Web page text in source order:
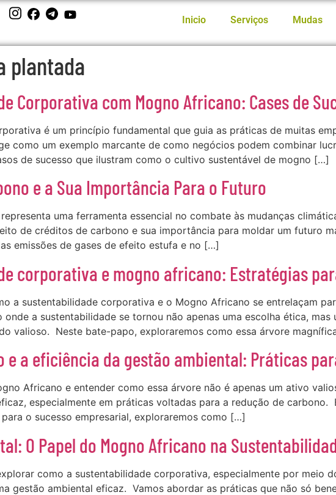
Inicio Serviços Mudas
plantada
Corporativa com Mogno Africano: Cases de
é um princípio fundamental que guia as práticas de muitas
como um exemplo marcante de como negócios podem combinar
de sucesso que ilustram como o cultivo sustentável de mogno […]
e a Sua Importância Para o Futuro
uma ferramenta essencial no combate às mudanças
de créditos de carbono e sua importância para moldar um futuro
emissões de gases de efeito estufa e no […]
corporativa e mogno africano: Estratégias
a sustentabilidade corporativa e o Mogno Africano se entrelaçam
onde a sustentabilidade se tornou não apenas uma escolha ética,
valioso. Neste bate-papo, exploraremos como essa árvore
e a eficiência da gestão ambiental: Práticas
Africano e entender como essa árvore não é apenas um ativo
especialmente em práticas voltadas para a redução de
o sucesso empresarial, exploraremos como […]
O Papel do Mogno Africano na
como a sustentabilidade corporativa, especialmente por meio
gestão ambiental eficaz. Vamos abordar as práticas que não só